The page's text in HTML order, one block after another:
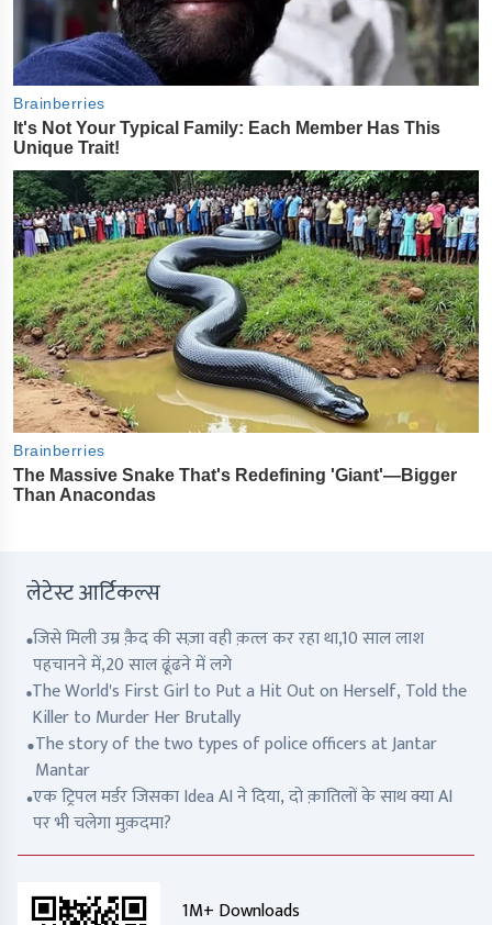
लेटेस्ट आर्टिकल्स
जिसे मिली उम्र क़ैद की सज़ा वही क़त्ल कर रहा था,10 साल लाश
पहचानने में,20 साल ढूंढने में लगे
The World's First Girl to Put a Hit Out on Herself, Told the
Killer to Murder Her Brutally
The story of the two types of police officers at Jantar
Mantar
एक ट्रिपल मर्डर जिसका Idea AI ने दिया, दो क़ातिलों के साथ क्या AI
पर भी चलेगा मुक़दमा?
1M+ Downloads